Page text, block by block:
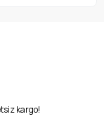
kargo!